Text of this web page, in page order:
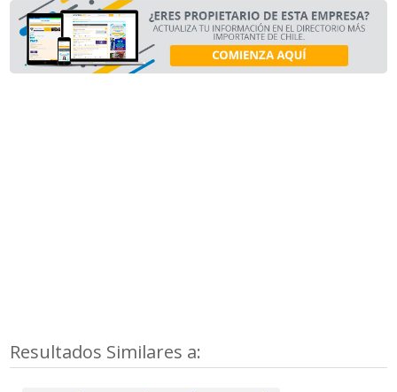
Resultados Similares a: